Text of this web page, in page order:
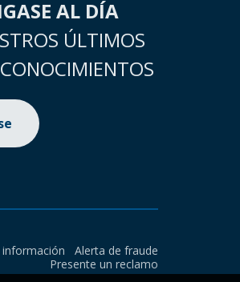
AL DÍA
ÚLTIMOS
Alerta de fraude
Presente un reclamo